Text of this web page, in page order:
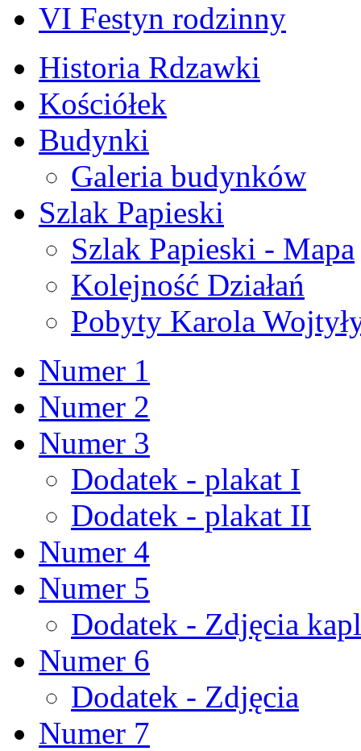
VI Festyn rodzinny
Historia Rdzawki
Kościółek
Budynki
Galeria budynków
Szlak Papieski
Szlak Papieski - Mapa
Kolejność Działań
Pobyty Karola
Numer 1
Numer 2
Numer 3
Dodatek - plakat I
Dodatek - plakat II
Numer 4
Numer 5
Dodatek - Zdjęcia
Numer 6
Dodatek - Zdjęcia
Numer 7